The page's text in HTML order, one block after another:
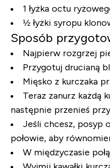
1 łyżka octu
½ łyżki syropu
Sposób
Najpierw rozgrzej
Przygotuj drucianą
Mięsko z kurczaka
Teraz zanurz każdą
następnie przenieś
Jeśli chcesz, posyp
połowie, aby
W międzyczasie